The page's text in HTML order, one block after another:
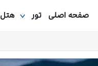
صفحه اصلی تور هتل